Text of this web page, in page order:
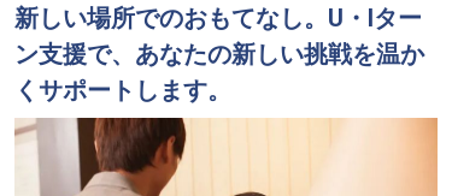
新しい場所でのおもてなし。U・Iター
ン支援で、あなたの新しい挑戦を温か
くサポートします。